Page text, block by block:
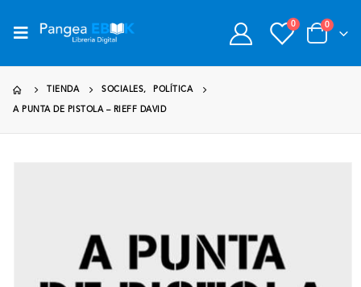
0 0
TIENDA SOCIALES, POLÍTICA
A PUNTA DE PISTOLA – RIEFF DAVID